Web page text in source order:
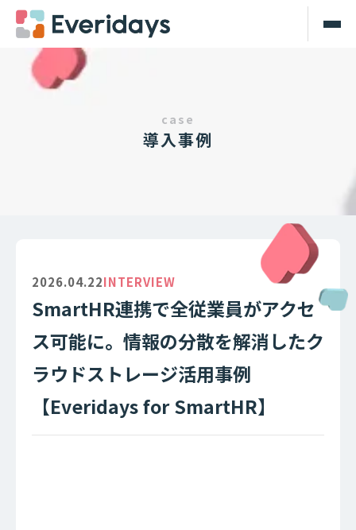
case
導入事例
2026.04.22INTERVIEW
SmartHR連携で全従業員がアクセ
ス可能に。情報の分散を解消したク
ラウドストレージ活用事例
【Everidays for SmartHR】